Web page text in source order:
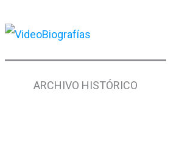
ARCHIVO HISTÓRICO